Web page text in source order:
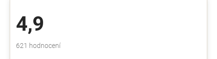
4,9
Průměrné
621 hodnocení